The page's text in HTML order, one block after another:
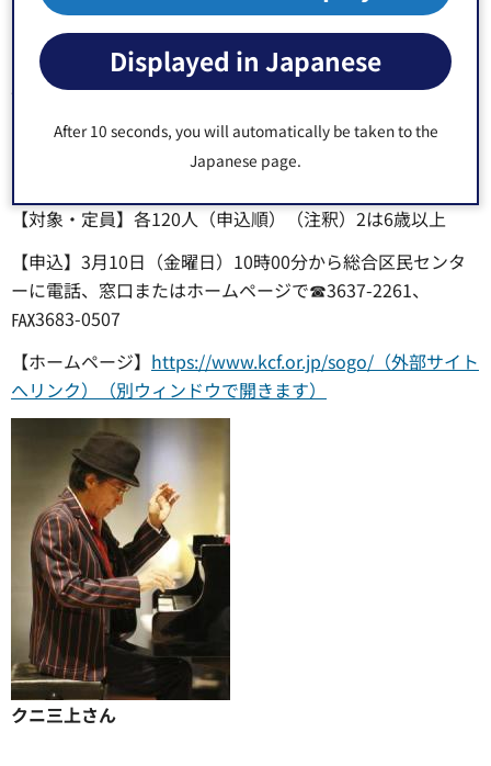
Displayed in Japanese
After 10 seconds, you will automatically be taken to the
Japanese page.
【日時】6月11日（日曜日）14時00分開演
【費用】区内在住の方2,800円、一般3,000円（注釈）当日
各300円増
（注釈）いずれも
【場所】総合区民センター2階レクホール（大島4-5-1）
【対象・定員】各120人（申込順）（注釈）2は6歳以上
【申込】3月10日（金曜日）10時00分から総合区民センタ
ーに電話、窓口またはホームページで☎3637-2261、
℻3683-0507
【ホームページ】 https://www.kcf.or.jp/sogo/（外部サイト
へリンク）（別ウィンドウで開きます）
クニ三上さん